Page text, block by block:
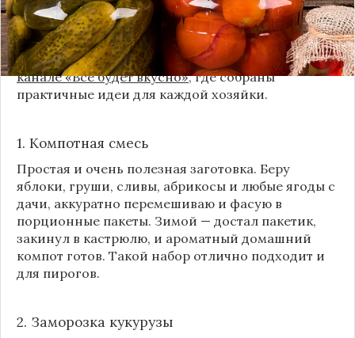
Сегодня я делюсь своими любимыми рецептами
без банок и долгих стерилизаций. Подробнее и с
пошаговыми инструкциями их можно найти на
канале «Все будет вкусно», где собраны
практичные идеи для каждой хозяйки.
1. Компотная смесь
Простая и очень полезная заготовка. Беру
яблоки, груши, сливы, абрикосы и любые ягоды с
дачи, аккуратно перемешиваю и фасую в
порционные пакеты. Зимой — достал пакетик,
закинул в кастрюлю, и ароматный домашний
компот готов. Такой набор отлично подходит и
для пирогов.
2. Заморозка кукурузы